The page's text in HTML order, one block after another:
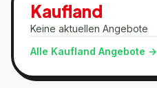
Kaufland
Keine aktuellen Angebote
Alle Kaufland Angebote →